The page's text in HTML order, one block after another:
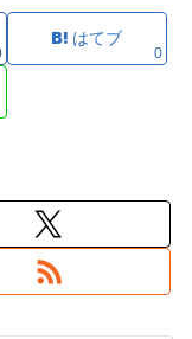
はてブ
0